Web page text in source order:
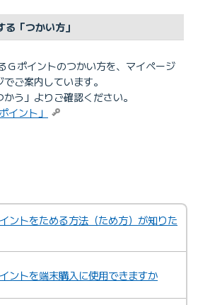
「つかい方」
Ｇポイントのつかい方を、マイページ
ご案内しています。
う」よりご確認ください。
イント」
トをためる方法（ため方）が知りた
トを端末購入に使用できますか